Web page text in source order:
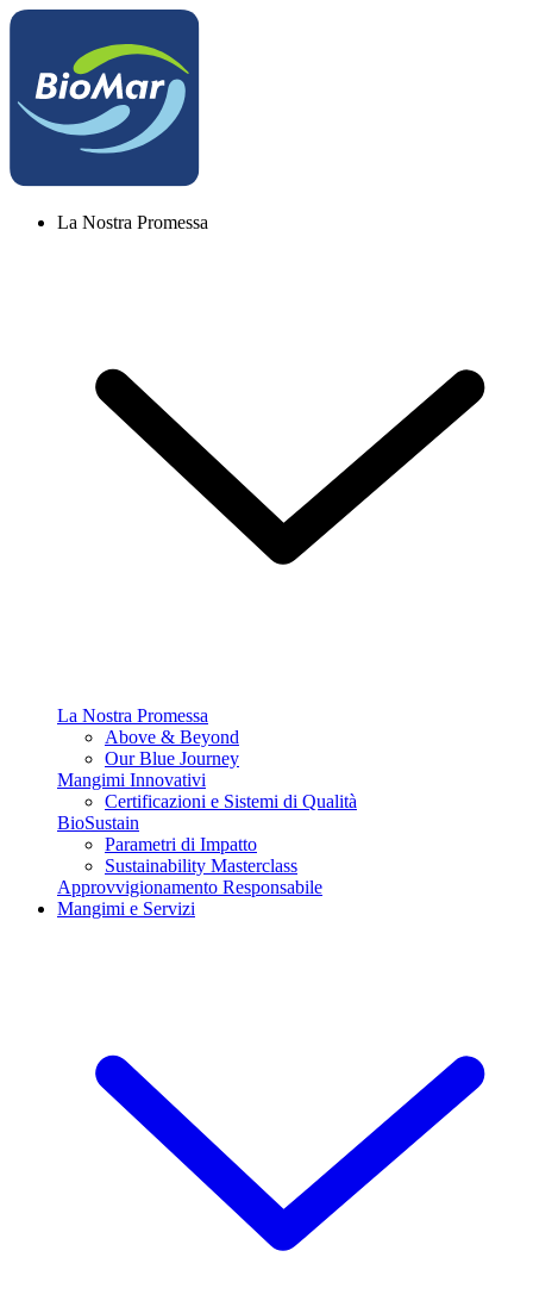
La Nostra Promessa
La Nostra Promessa
Above & Beyond
Our Blue Journey
Mangimi Innovativi
Certificazioni e Sistemi di Qualità
BioSustain
Parametri di Impatto
Sustainability Masterclass
Approvvigionamento Responsabile
Mangimi e Servizi